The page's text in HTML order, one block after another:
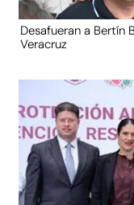
Desafueran a Bertín
Veracruz